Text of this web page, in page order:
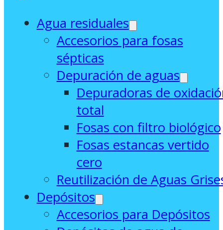
Agua residuales
Accesorios para fosas
sépticas
Depuración de aguas
Depuradoras de
total
Fosas con filtro biológico
Fosas estancas vertido
cero
Reutilización de Aguas
Depósitos
Accesorios para Depósitos